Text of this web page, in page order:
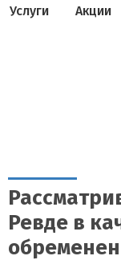
Услуги Акции
Ревде в